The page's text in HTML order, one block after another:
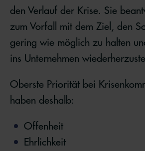
den Verlauf der Krise. Sie
zum Vorfall mit dem Ziel, den
gering wie möglich zu halten
ins Unternehmen
Oberste Priorität bei
haben deshalb:
Offenheit
Ehrlichkeit